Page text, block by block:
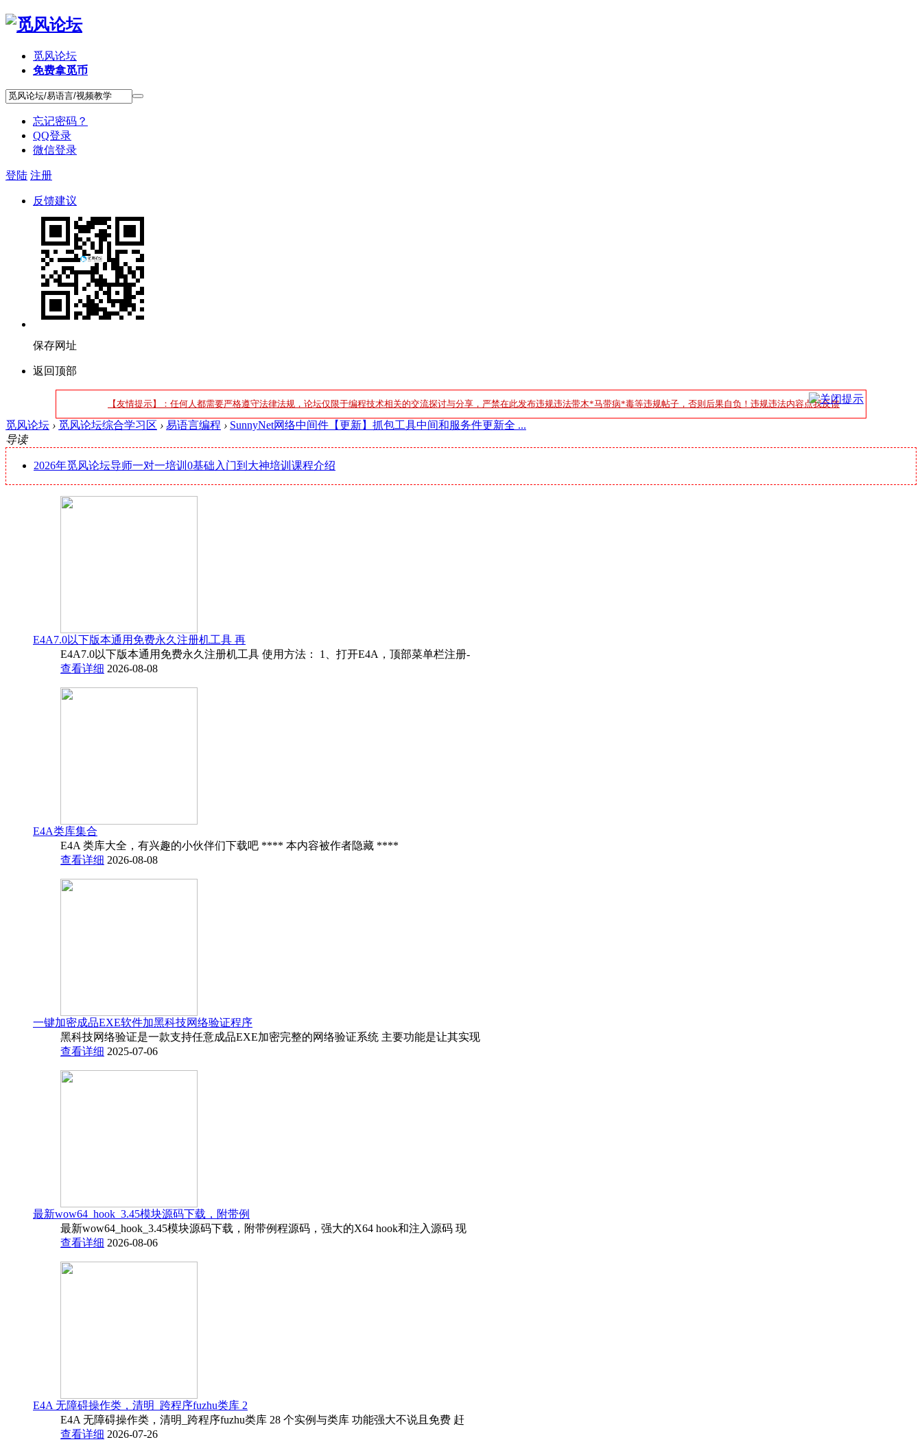
觅风论坛
免费拿觅币
忘记密码？
QQ登录
微信登录
登陆 注册
反馈建议
保存网址
返回顶部
【友情提示】：任何人都需要严格遵守法律法规，论坛仅限于编程技术相关的交流探讨与分享，严禁在此发布违规违法带木*马带病*毒等违规帖子，否则后果自负！违规违法内容点我反馈
觅风论坛 › 觅风论坛综合学习区 › 易语言编程 › SunnyNet网络中间件【更新】抓包工具中间和服务件更新全 ...
导读
2026年觅风论坛导师一对一培训0基础入门到大神培训课程介绍
E4A7.0以下版本通用免费永久注册机工具 再
E4A7.0以下版本通用免费永久注册机工具 使用方法： 1、打开E4A，顶部菜单栏注册-
查看详细 2026-08-08
E4A类库集合
E4A 类库大全，有兴趣的小伙伴们下载吧 **** 本内容被作者隐藏 ****
查看详细 2026-08-08
一键加密成品EXE软件加黑科技网络验证程序
黑科技网络验证是一款支持任意成品EXE加密完整的网络验证系统 主要功能是让其实现
查看详细 2025-07-06
最新wow64_hook_3.45模块源码下载，附带例
最新wow64_hook_3.45模块源码下载，附带例程源码，强大的X64 hook和注入源码 现
查看详细 2026-08-06
E4A 无障碍操作类，清明_跨程序fuzhu类库 2
E4A 无障碍操作类，清明_跨程序fuzhu类库 28 个实例与类库 功能强大不说且免费 赶
查看详细 2026-07-26